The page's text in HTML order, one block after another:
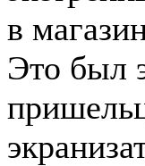
в
Это был